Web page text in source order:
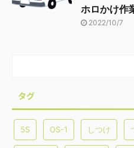
ホロかけ作
2022/10/7
タグ
5S OS-1 しつけ